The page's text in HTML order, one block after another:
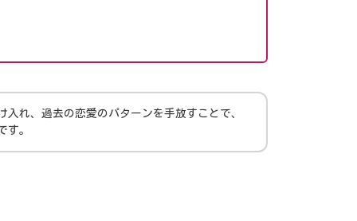
れ、過去の恋愛のパターンを手放すことで、
す。